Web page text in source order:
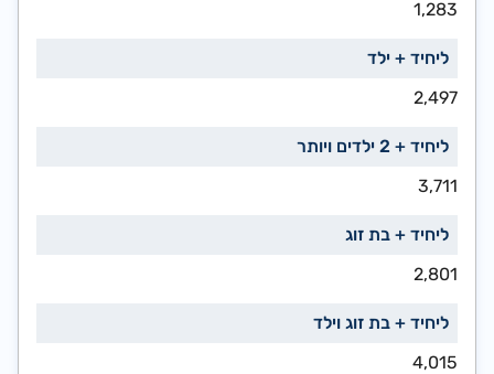
1,283
2,497
3,711
2,801
4,015